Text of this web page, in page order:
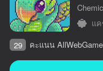
แ
29
คะแนน